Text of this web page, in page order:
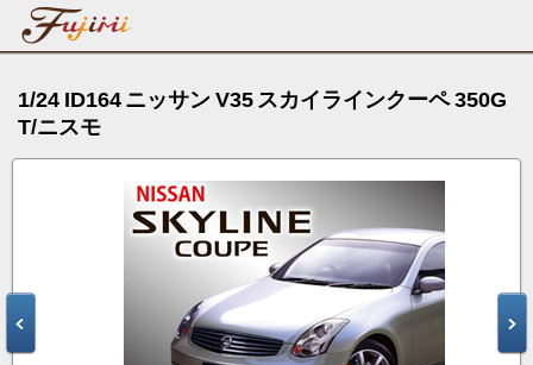
1/24 ID164 ニッサン V35 スカイラインクーペ 350G
T/ニスモ